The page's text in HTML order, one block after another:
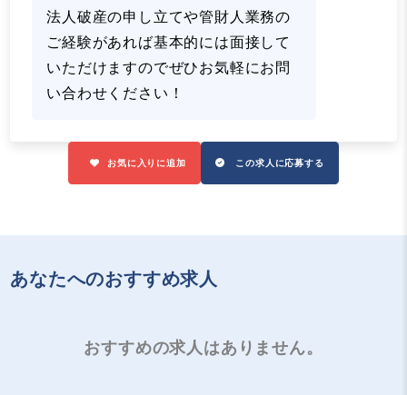
法人破産の申し立てや管財人業務の
ご経験があれば基本的には面接して
いただけますのでぜひお気軽にお問
い合わせください！
お気に入りに追加 この求人に応募する
あなたへのおすすめ求人
おすすめの求人はありません。